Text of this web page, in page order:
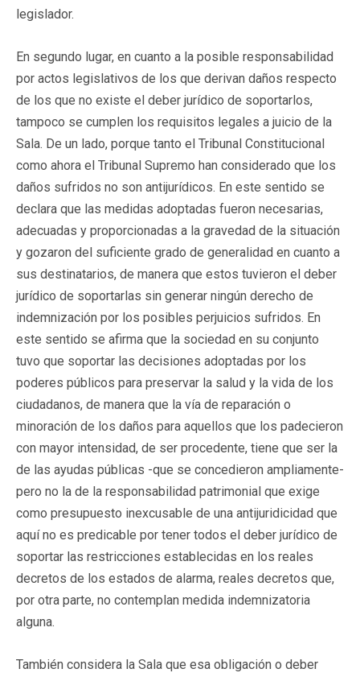
legislador.
En segundo lugar, en cuanto a la posible responsabilidad
por actos legislativos de los que derivan daños respecto
de los que no existe el deber jurídico de soportarlos,
tampoco se cumplen los requisitos legales a juicio de la
Sala. De un lado, porque tanto el Tribunal Constitucional
como ahora el Tribunal Supremo han considerado que los
daños sufridos no son antijurídicos. En este sentido se
declara que las medidas adoptadas fueron necesarias,
adecuadas y proporcionadas a la gravedad de la situación
y gozaron del suficiente grado de generalidad en cuanto a
sus destinatarios, de manera que estos tuvieron el deber
jurídico de soportarlas sin generar ningún derecho de
indemnización por los posibles perjuicios sufridos. En
este sentido se afirma que la sociedad en su conjunto
tuvo que soportar las decisiones adoptadas por los
poderes públicos para preservar la salud y la vida de los
ciudadanos, de manera que la vía de reparación o
minoración de los daños para aquellos que los padecieron
con mayor intensidad, de ser procedente, tiene que ser la
de las ayudas públicas -que se concedieron ampliamente-
pero no la de la responsabilidad patrimonial que exige
como presupuesto inexcusable de una antijuridicidad que
aquí no es predicable por tener todos el deber jurídico de
soportar las restricciones establecidas en los reales
decretos de los estados de alarma, reales decretos que,
por otra parte, no contemplan medida indemnizatoria
alguna.
También considera la Sala que esa obligación o deber